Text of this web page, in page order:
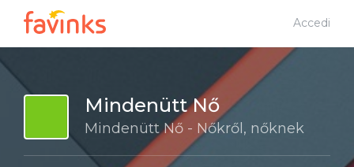
Accedi
Mindenütt Nő
Mindenütt Nő - Nőkről, nőknek